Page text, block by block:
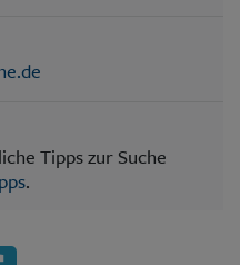
Tipps zur Suche
.